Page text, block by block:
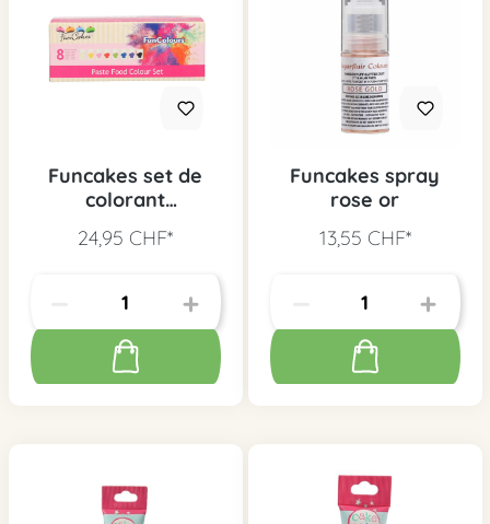
Funcakes set de
colorant
24,95 CHF*
Funcakes spray
rose or
13,55 CHF*